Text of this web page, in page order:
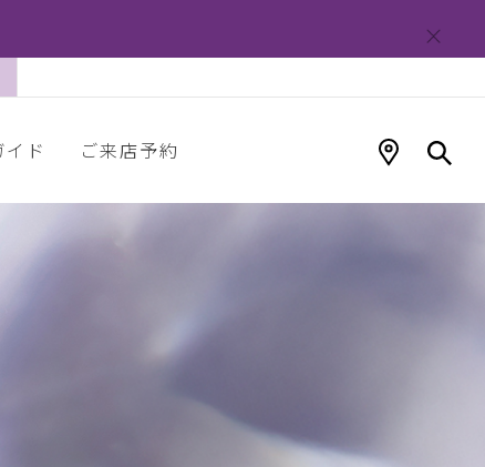
イド ご来店予約